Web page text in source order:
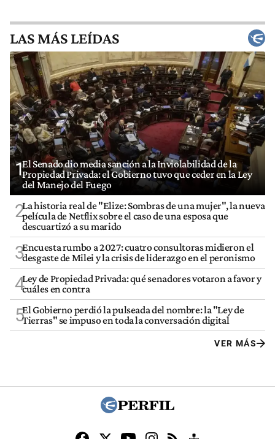
LAS MÁS LEÍDAS
1El Senado dio media sanción a la Inviolabilidad de la
Propiedad Privada: el Gobierno tuvo que ceder en la Ley
del Manejo del Fuego
2La historia real de "Elize: Sombras de una mujer", la nueva
película de Netflix sobre el caso de una esposa que
descuartizó a su marido
3Encuesta rumbo a 2027: cuatro consultoras midieron el
desgaste de Milei y la crisis de liderazgo en el peronismo
4Ley de Propiedad Privada: qué senadores votaron a favor y
cuáles en contra
5El Gobierno perdió la pulseada del nombre: la "Ley de
Tierras" se impuso en toda la conversación digital
VER MÁS